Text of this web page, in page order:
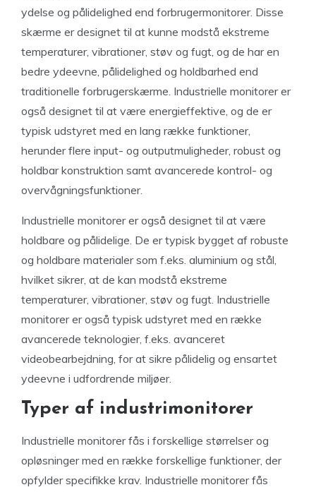
ydelse og pålidelighed end forbrugermonitorer. Disse
skærme er designet til at kunne modstå ekstreme
temperaturer, vibrationer, støv og fugt, og de har en
bedre ydeevne, pålidelighed og holdbarhed end
traditionelle forbrugerskærme. Industrielle monitorer er
også designet til at være energieffektive, og de er
typisk udstyret med en lang række funktioner,
herunder flere input- og outputmuligheder, robust og
holdbar konstruktion samt avancerede kontrol- og
overvågningsfunktioner.
Industrielle monitorer er også designet til at være
holdbare og pålidelige. De er typisk bygget af robuste
og holdbare materialer som f.eks. aluminium og stål,
hvilket sikrer, at de kan modstå ekstreme
temperaturer, vibrationer, støv og fugt. Industrielle
monitorer er også typisk udstyret med en række
avancerede teknologier, f.eks. avanceret
videobearbejdning, for at sikre pålidelig og ensartet
ydeevne i udfordrende miljøer.
Typer af industrimonitorer
Industrielle monitorer fås i forskellige størrelser og
opløsninger med en række forskellige funktioner, der
opfylder specifikke krav. Industrielle monitorer fås